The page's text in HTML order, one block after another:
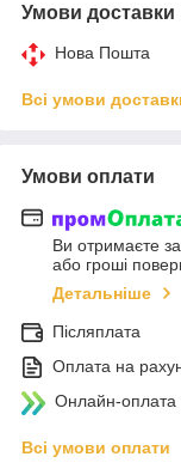
Умови доставки
Нова Пошта
Всі умови
Умови оплати
Ви отримаєте
або гроші
Детальніше
Післяплата
Оплата на
Онлайн-оплата
Всі умови оплати